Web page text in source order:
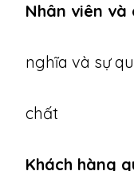
Nhân viên và
nghĩa và sự
chất
Khách hàng